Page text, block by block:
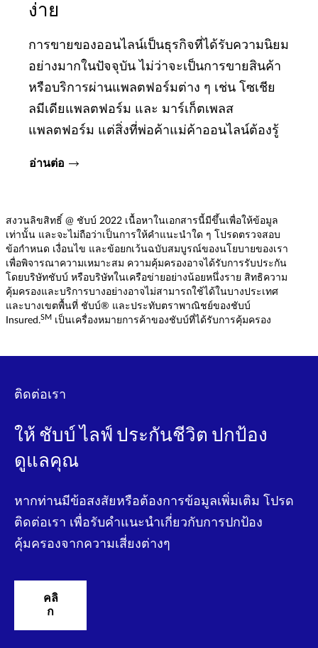
ง่าย​
การขายของออนไลน์เป็นธุรกิจที่ได้รับความนิยม
อย่างมากในปัจจุบัน ไม่ว่าจะเป็นการขายสินค้า
หรือบริการผ่านแพลตฟอร์มต่าง ๆ เช่น ​​โซเชีย
ลมีเดียแพลตฟอร์ม ​​​​และ​ ​มาร์เก็ตเพลส
แพลตฟอร์ม​​​ ​แต่สิ่งที่พ่อค้าแม่ค้าออนไลน์ต้องรู้
อ่านต่อ
สงวนลิขสิทธิ์ @ ชับบ์ 2022 เนื้อหาในเอกสารนี้มีขึ้นเพื่อให้ข้อมูล
เท่านั้น และจะไม่ถือว่าเป็นการให้คำแนะนำใด ๆ โปรดตรวจสอบ
ข้อกำหนด เงื่อนไข และข้อยกเว้นฉบับสมบูรณ์ของนโยบายของเรา
เพื่อพิจารณาความเหมาะสม ความคุ้มครองอาจได้รับการรับประกัน
โดยบริษัทชับบ์ หรือบริษัทในเครือข่ายอย่างน้อยหนึ่งราย สิทธิความ
คุ้มครองและบริการบางอย่างอาจไม่สามารถใช้ได้ในบางประเทศ
และบางเขตพื้นที่ ชับบ์® และประทับตราพาณิชย์ของชับบ์
Insured.SM เป็นเครื่องหมายการค้าของชับบ์ที่ได้รับการคุ้มครอง
ติดต่อเรา
ให้ ชับบ์ ไลฟ์ ประกันชีวิต ปกป้อง
ดูแลคุณ
หากท่านมีข้อสงสัยหรือต้องการข้อมูลเพิ่มเติม โปรด
ติดต่อเรา เพื่อรับคําแนะนําเกี่ยวกับการปกป้อง
คุ้มครองจากความเสี่ยงต่างๆ
คลิ
ก